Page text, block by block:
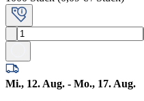
Mi., 12. Aug. - Mo., 17. Aug.